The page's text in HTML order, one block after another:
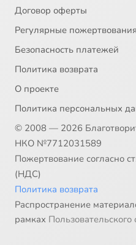
Договор оферты
Регулярные пожертвования
Безопасность платежей
Политика возврата
О проекте
Политика персональных
© 2008 — 2026
НКО №7712031589
Пожертвование согласно
(НДС)
Политика возврата
Распространение
рамках